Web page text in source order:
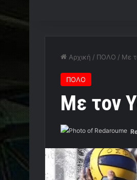
Αρχική / ΠΟΛΟ / Με
ΠΟΛΟ
Με τον